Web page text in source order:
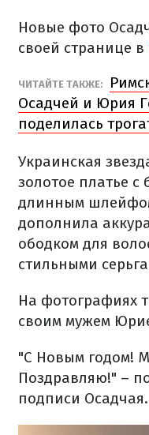
Новые фото
своей странице в
ЧИТАЙТЕ ТАКЖЕ:
Осадчей и Юрия
поделилась
Украинская
золотое платье
длинным
дополнила
ободком для
стильными
На фотографиях
своим мужем
"С Новым годом!
Поздравляю!" –
подписи Осадчая.